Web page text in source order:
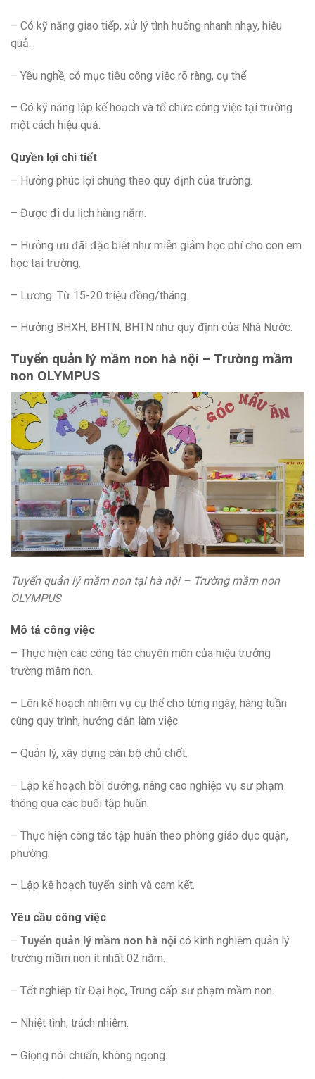
– Có kỹ năng giao tiếp, xử lý tình huống nhanh nhạy, hiệu
quả.
– Yêu nghề, có mục tiêu công việc rõ ràng, cụ thể.
– Có kỹ năng lập kế hoạch và tổ chức công việc tại trường
một cách hiệu quả.
Quyền lợi chi tiết
– Hưởng phúc lợi chung theo quy định của trường.
– Được đi du lịch hàng năm.
– Hưởng ưu đãi đặc biệt như miễn giảm học phí cho con em
học tại trường.
– Lương: Từ 15-20 triệu đồng/tháng.
– Hưởng BHXH, BHTN, BHTN như quy định của Nhà Nước.
Tuyển quản lý mầm non hà nội – Trường mầm
non OLYMPUS
Tuyển quản lý mầm non tại hà nội – Trường mầm non
OLYMPUS
Mô tả công việc
– Thực hiện các công tác chuyên môn của hiệu trưởng
trường mầm non.
– Lên kế hoạch nhiệm vụ cụ thể cho từng ngày, hàng tuần
cùng quy trình, hướng dẫn làm việc.
– Quản lý, xây dựng cán bộ chủ chốt.
– Lập kế hoạch bồi dưỡng, nâng cao nghiệp vụ sư phạm
thông qua các buổi tập huấn.
– Thực hiện công tác tập huấn theo phòng giáo dục quận,
phường.
– Lập kế hoạch tuyển sinh và cam kết.
Yêu cầu công việc
– Tuyển quản lý mầm non hà nội có kinh nghiệm quản lý
trường mầm non ít nhất 02 năm.
– Tốt nghiệp từ Đại học, Trung cấp sư phạm mầm non.
– Nhiệt tình, trách nhiệm.
– Giọng nói chuẩn, không ngọng.